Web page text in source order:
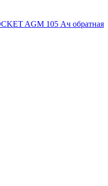
AGM 105 Ач обратная